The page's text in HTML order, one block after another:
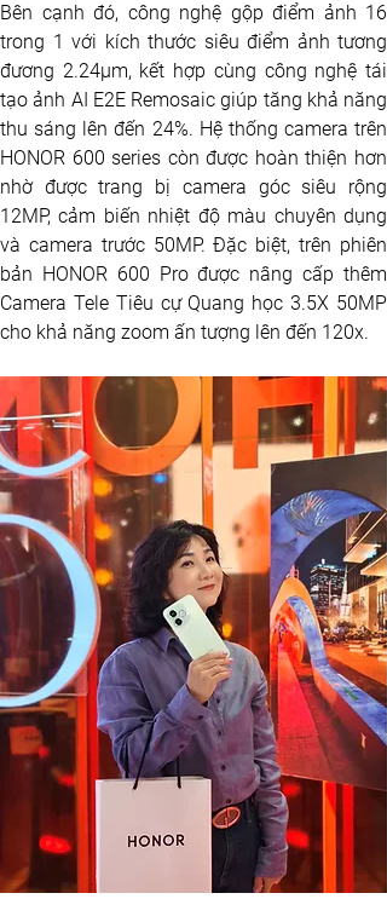
Bên cạnh đó, công nghệ gộp điểm ảnh 16
trong 1 với kích thước siêu điểm ảnh tương
đương 2.24μm, kết hợp cùng công nghệ tái
tạo ảnh AI E2E Remosaic giúp tăng khả năng
thu sáng lên đến 24%. Hệ thống camera trên
HONOR 600 series còn được hoàn thiện hơn
nhờ được trang bị camera góc siêu rộng
12MP, cảm biến nhiệt độ màu chuyên dụng
và camera trước 50MP. Đặc biệt, trên phiên
bản HONOR 600 Pro được nâng cấp thêm
Camera Tele Tiêu cự Quang học 3.5X 50MP
cho khả năng zoom ấn tượng lên đến 120x.